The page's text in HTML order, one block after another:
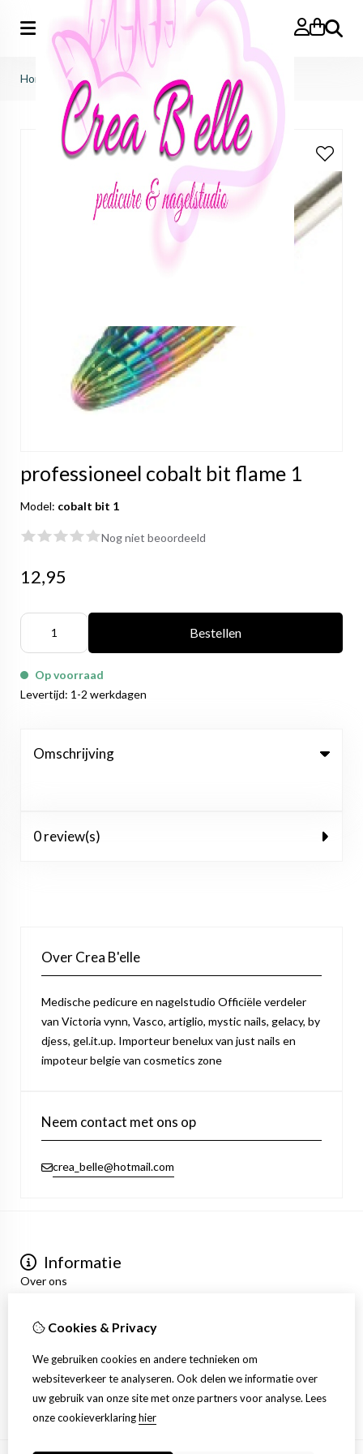
Zoeken
Home professioneel cobalt bit flame 1
professioneel cobalt bit flame 1
Model: cobalt bit 1
Nog niet beoordeeld
12,95
Bestellen
Op voorraad
Levertijd: 1-2 werkdagen
Omschrijving
0 review(s)
Over Crea B'elle
Medische pedicure en nagelstudio Officiële verdeler
van Victoria vynn, Vasco, artiglio, mystic nails, gelacy, by
djess, gel.it.up. Importeur benelux van just nails en
impoteur belgie van cosmetics zone
Neem contact met ons op
crea_belle@hotmail.com
Informatie
Over ons
Algemene voorwaarden
Mijn account
Inloggen
Bestelhistorie
Verlanglijst
Nieuwsbrief
Cookies & Privacy
We gebruiken cookies en andere technieken om
websiteverkeer te analyseren. Ook delen we informatie over
uw gebruik van onze site met onze partners voor analyse. Lees
onze cookieverklaringhier